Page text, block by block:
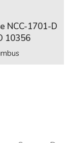
NCC-1701-D
10356